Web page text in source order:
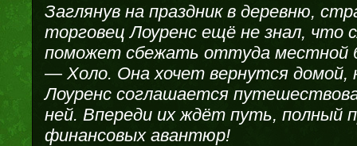
Заглянув на праздник в деревню,
торговец Лоуренс ещё не знал, что
поможет сбежать оттуда местной
— Холо. Она хочет вернутся домой,
Лоуренс соглашается
ней. Впереди их ждёт путь, полный
финансовых авантюр!